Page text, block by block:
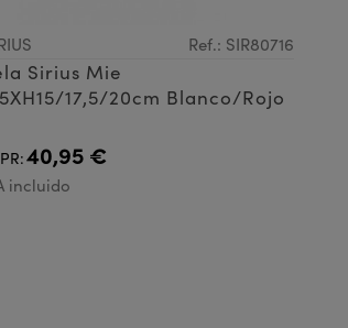
Ref.: SIR80716
Sirius Mie
17,5/20cm Blanco/Rojo
40,95 €
incluido